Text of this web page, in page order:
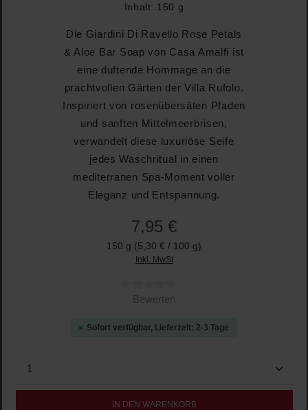
Inhalt: 150 g
Die Giardini Di Ravello Rose Petals
& Aloe Bar Soap von Casa Amalfi ist
eine duftende Hommage an die
prachtvollen Gärten der Villa Rufolo.
Inspiriert von rosenübersäten Pfaden
und sanften Mittelmeerbrisen,
verwandelt diese luxuriöse Seife
jedes Waschritual in einen
mediterranen Spa-Moment voller
Eleganz und Entspannung.
7,95 €
150 g (5,30 € / 100 g)
Inkl. MwSt
Durchschnittliche Bewertung von 0 von 5 Sternen
Bewerten
Sofort verfügbar, Lieferzeit: 2-3 Tage
Produkt Anzahl: Gib den gewünschten Wert ein
IN DEN WARENKORB